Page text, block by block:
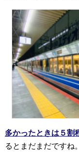
多かったときは５割
るとまだまだですね。